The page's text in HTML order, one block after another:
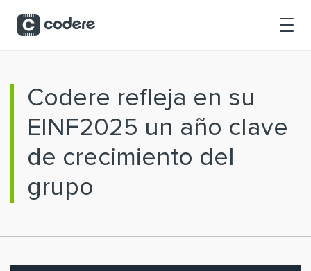
Codere refleja en su
EINF2025 un año clave
de crecimiento del
grupo